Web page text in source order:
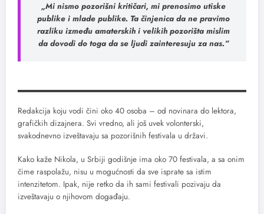
„Mi nismo pozorišni kritičari, mi prenosimo utiske
publike i mlade publike. Ta činjenica da ne pravimo
razliku između amaterskih i velikih pozorišta mislim
da dovodi do toga da se ljudi zainteresuju za nas.“
Redakcija koju vodi čini oko 40 osoba – od novinara do lektora,
grafičkih dizajnera. Svi vredno, ali još uvek volonterski,
svakodnevno izveštavaju sa pozorišnih festivala u državi.
Kako kaže Nikola, u Srbiji godišnje ima oko 70 festivala, a sa onim
čime raspolažu, nisu u mogućnosti da sve isprate sa istim
intenzitetom. Ipak, nije retko da ih sami festivali pozivaju da
izveštavaju o njihovom događaju.